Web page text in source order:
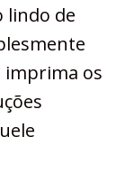
lindo de
imprima os